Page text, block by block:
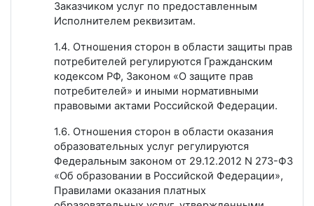
Заказчиком услуг по предоставленным
Исполнителем реквизитам.
1.4. Отношения сторон в области защиты прав
потребителей регулируются Гражданским
кодексом РФ, Законом «О защите прав
потребителей» и иными нормативными
правовыми актами Российской Федерации.
1.6. Отношения сторон в области оказания
образовательных услуг регулируются
Федеральным законом от 29.12.2012 N 273-ФЗ
«Об образовании в Российской Федерации»,
Правилами оказания платных